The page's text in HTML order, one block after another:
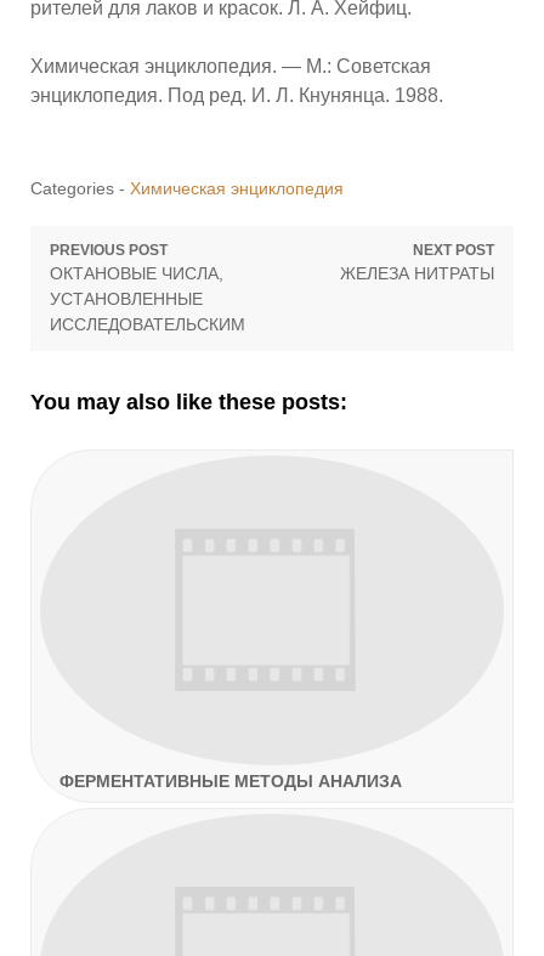
рителей для лаков и красок. Л. А. Хейфиц.
Химическая энциклопедия. — М.: Советская
энциклопедия. Под ред. И. Л. Кнунянца. 1988.
Categories - Химическая энциклопедия
Навигация
по
записям
PREVIOUS POST
Previous
post:
ОКТАНОВЫЕ ЧИСЛА,
УСТАНОВЛЕННЫЕ
ИССЛЕДОВАТЕЛЬСКИМ
NEXT POST
Next
ЖЕЛЕЗА НИТРАТЫ
You may also like these posts:
ФЕРМЕНТАТИВНЫЕ МЕТОДЫ АНАЛИЗА